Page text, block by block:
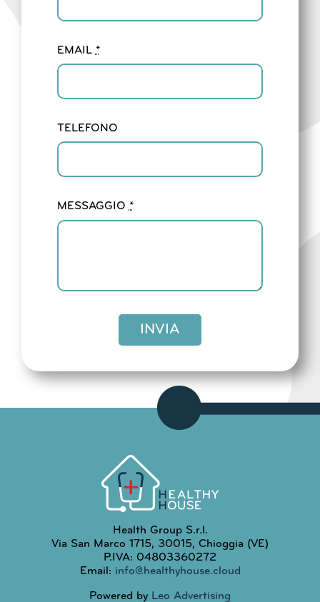
EMAIL *
TELEFONO
MESSAGGIO*
INVIA
Health Group S.r.l.
Via San Marco 1715, 30015, Chioggia (VE)
P.IVA: 04803360272
Email: info@healthyhouse.cloud
Powered by Leo Advertising